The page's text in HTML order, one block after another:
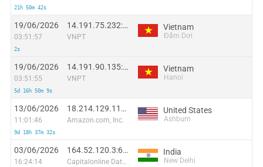
21h 50m 42s
19/06/2026
03:51:57
2s
14.191.75.232:1780
VNPT
Vietnam
Đầm Dơi
19/06/2026
03:51:55
5d 16h 50m 9s
14.191.90.135:12831
VNPT
Vietnam
Hanoi
13/06/2026
11:01:46
9d 18h 37m 32s
18.214.129.114:23798
Amazon.com, Inc.
United States
Ashburn
03/06/2026
16:24:14
164.52.120.3:60895
Capitalonline Data Service (HK) Co
India
New Delhi